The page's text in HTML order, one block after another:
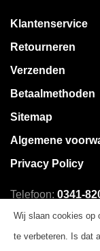
Klantenservice
Retourneren
Verzenden
Betaalmethoden
Sitemap
Algemene
Privacy Policy
Telefoon: 0341-
E-mail:
Wij slaan cookies op
te verbeteren. Is dat